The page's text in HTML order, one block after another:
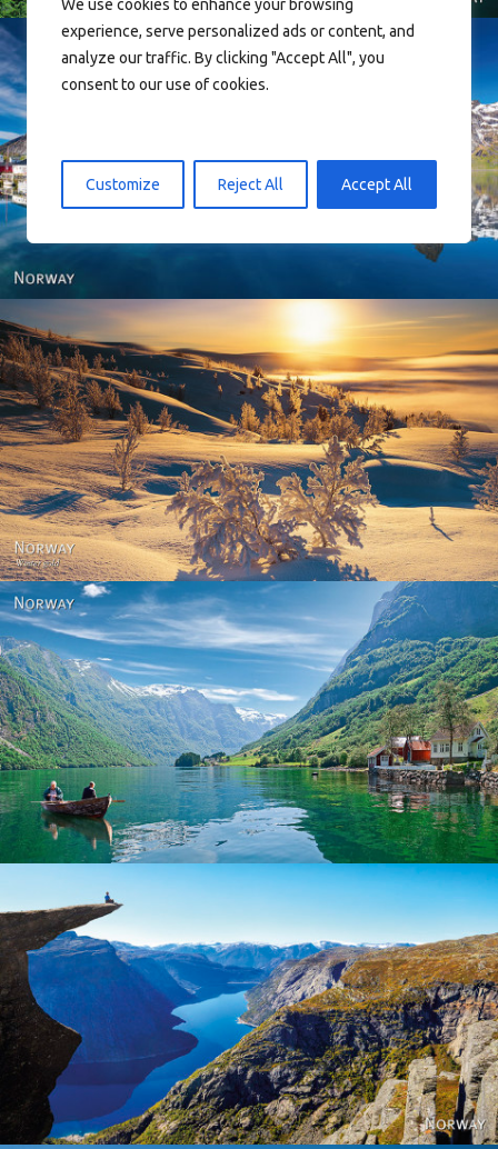
We use cookies to enhance your browsing
experience, serve personalized ads or content, and
analyze our traffic. By clicking "Accept All", you
consent to our use of cookies.
Customize Reject All Accept All
Reine - Lofoten, Nord Norge. North Norway.
Norway - Winter gold
Norway
Norway